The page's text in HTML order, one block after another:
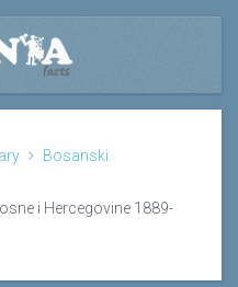
Bosanski
i Hercegovine 1889-